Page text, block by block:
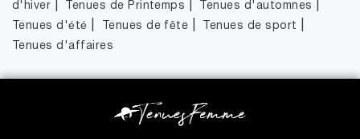
d'hiver
Tenues de Printemps Tenues d'automnes
Tenues d'été Tenues de fête Tenues de sport
Tenues d'affaires